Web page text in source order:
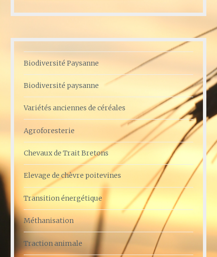
Biodiversité Paysanne
Biodiversité paysanne
Variétés anciennes de céréales
Agroforesterie
Chevaux de Trait Bretons
Elevage de chèvre poitevines
Transition énergétique
Méthanisation
Traction animale